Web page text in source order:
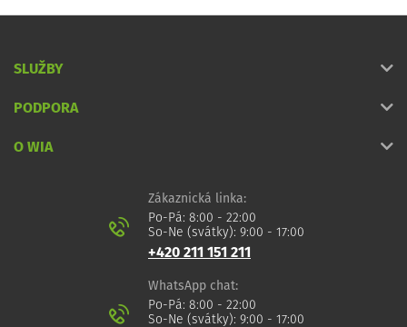
SLUŽBY
PODPORA
O WIA
Zákaznická linka:
Po-Pá: 8:00 - 22:00
So-Ne (svátky): 9:00 - 17:00
+420 211 151 211
WhatsApp chat:
Po-Pá: 8:00 - 22:00
So-Ne (svátky): 9:00 - 17:00